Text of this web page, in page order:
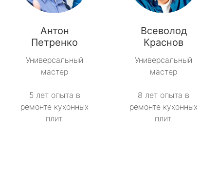
Антон
Петренко
Универсальный
мастер
5 лет опыта в
ремонте кухонных
плит.
Всеволод
Краснов
Универсальный
мастер
8 лет опыта в
ремонте кухонных
плит.